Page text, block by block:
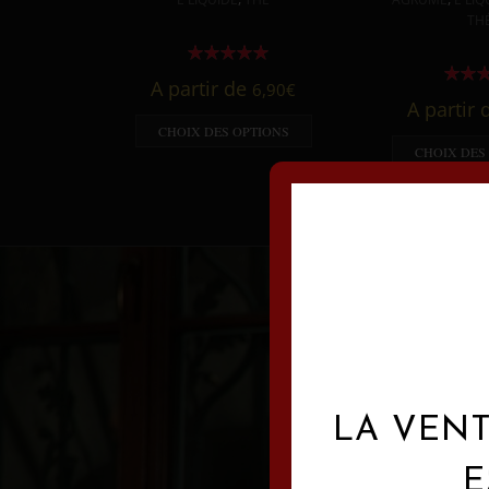
A partir de 6,90€
CHOIX DES OPTIONS
A partir
CHOIX DES
LA